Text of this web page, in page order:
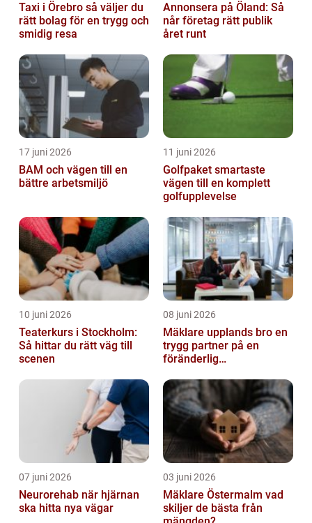
Taxi i Örebro så väljer du
rätt bolag för en trygg och
smidig resa
Annonsera på Öland: Så
når företag rätt publik
året runt
17 juni 2026
BAM och vägen till en
bättre arbetsmiljö
11 juni 2026
Golfpaket smartaste
vägen till en komplett
golfupplevelse
10 juni 2026
Teaterkurs i Stockholm:
Så hittar du rätt väg till
scenen
08 juni 2026
Mäklare upplands bro en
trygg partner på en
föränderlig
07 juni 2026
Neurorehab när hjärnan
ska hitta nya vägar
03 juni 2026
Mäklare Östermalm vad
skiljer de bästa från